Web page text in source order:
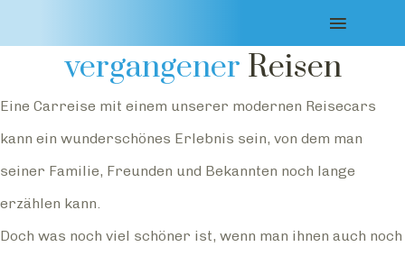
vergangener Reisen
Eine Carreise mit einem unserer modernen Reisecars
kann ein wunderschönes Erlebnis sein, von dem man
seiner Familie, Freunden und Bekannten noch lange
erzählen kann.
Doch was noch viel schöner ist, wenn man ihnen auch noch